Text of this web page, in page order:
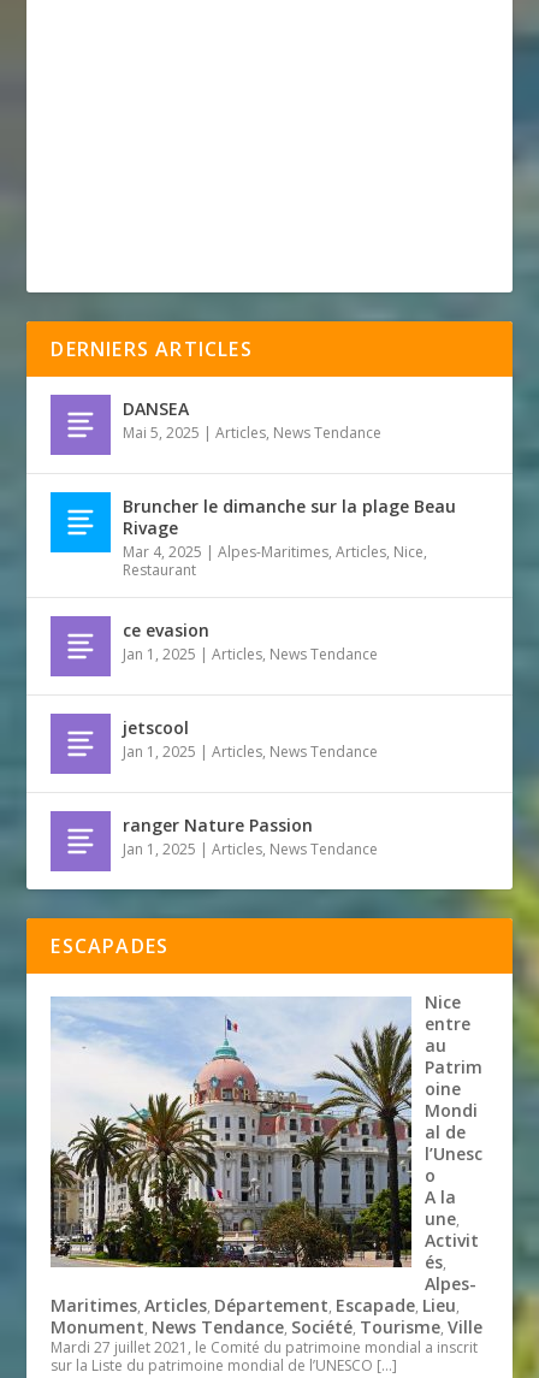
DERNIERS ARTICLES
DANSEA
Mai 5, 2025 |Articles, News Tendance
Bruncher le dimanche sur la plage Beau
Rivage
Mar 4, 2025 |Alpes-Maritimes,Articles, Nice,
Restaurant
ce evasion
Jan 1, 2025 |Articles, News Tendance
jetscool
Jan 1, 2025 |Articles, News Tendance
ranger Nature Passion
Jan 1, 2025 |Articles, News Tendance
ESCAPADES
Nice
entre
au
Patrim
oine
Mondi
al de
l’Unesc
o
A la
une,
Activit
és,
Alpes-
Maritimes,Articles, Département, Escapade, Lieu,
Monument, News Tendance, Société, Tourisme,Ville
Mardi 27 juillet 2021, le Comité du patrimoine mondial a inscrit
sur la Liste du patrimoine mondial de l’UNESCO […]